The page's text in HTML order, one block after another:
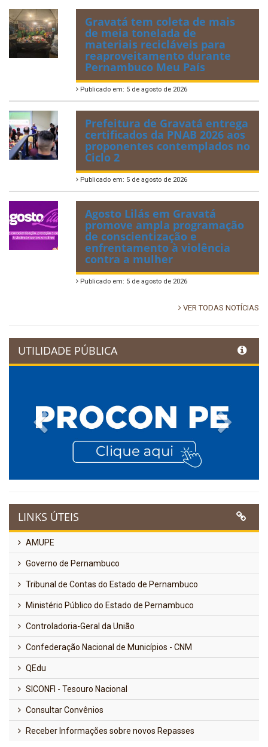
Gravatá tem coleta de mais
de meia tonelada de
materiais recicláveis para
reaproveitamento durante
Pernambuco Meu País
Publicado em: 5 de agosto de 2026
Prefeitura de Gravatá entrega
certificados da PNAB 2026 aos
proponentes contemplados no
Ciclo 2
Publicado em: 5 de agosto de 2026
Agosto Lilás em Gravatá
promove ampla programação
de conscientização e
enfrentamento à violência
contra a mulher
Publicado em: 5 de agosto de 2026
VER TODAS NOTÍCIAS
UTILIDADE PÚBLICA
Previous
LINKS ÚTEIS
AMUPE
Governo de Pernambuco
Tribunal de Contas do Estado de Pernambuco
Ministério Público do Estado de Pernambuco
Controladoria-Geral da União
Confederação Nacional de Municípios - CNM
QEdu
SICONFI - Tesouro Nacional
Consultar Convênios
Receber Informações sobre novos Repasses